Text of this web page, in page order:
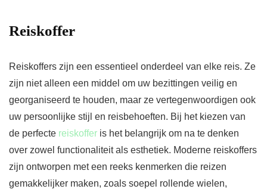
Reiskoffer
Reiskoffers zijn een essentieel onderdeel van elke reis. Ze
zijn niet alleen een middel om uw bezittingen veilig en
georganiseerd te houden, maar ze vertegenwoordigen ook
uw persoonlijke stijl en reisbehoeften. Bij het kiezen van
de perfecte reiskoffer is het belangrijk om na te denken
over zowel functionaliteit als esthetiek. Moderne reiskoffers
zijn ontworpen met een reeks kenmerken die reizen
gemakkelijker maken, zoals soepel rollende wielen,